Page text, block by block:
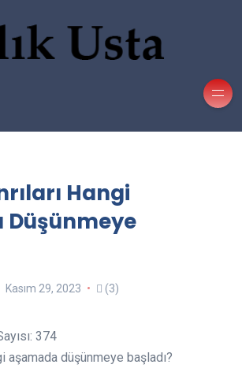
Hangi
Kasım 29, 2023 (3)
374
aşamada düşünmeye başladı?